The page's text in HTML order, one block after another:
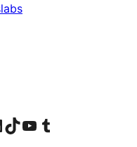
konto
LinkedIn-konto
Visit our TikTok account
Visit our YouTube channel
Visit our Tumblr account